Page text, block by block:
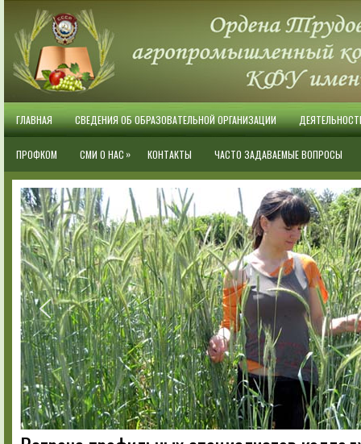
ГЛАВНАЯ СВЕДЕНИЯ ОБ ОБРАЗОВАТЕЛЬНОЙ ОРГАНИЗАЦИИ
ПРОФКОМ СМИ О НАС » КОНТАКТЫ ЧАСТО ЗАДАВАЕМЫЕ ВОПРОСЫ